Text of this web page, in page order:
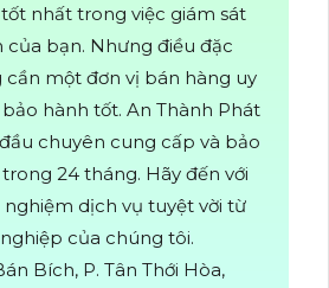
nhất trong việc giám sát
của bạn. Nhưng điều đặc
cần một đơn vị bán hàng uy
hành tốt. An Thành Phát
chuyên cung cấp và bảo
24 tháng. Hãy đến với
dịch vụ tuyệt vời từ
của chúng tôi.
Bích, P. Tân Thới Hòa,